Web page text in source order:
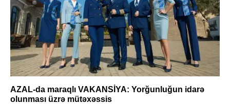
AZAL-da maraqlı VAKANSİYA: Yorğunluğun idarə
olunması üzrə mütəxəssis